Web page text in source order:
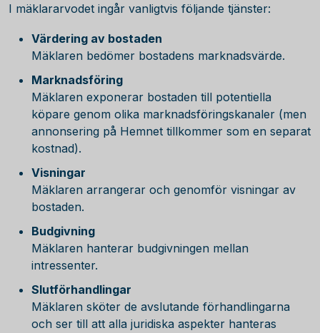
I mäklararvodet ingår vanligtvis följande tjänster:
Värdering av bostaden
Mäklaren bedömer bostadens marknadsvärde.
Marknadsföring
Mäklaren exponerar bostaden till potentiella
köpare genom olika marknadsföringskanaler (men
annonsering på Hemnet tillkommer som en separat
kostnad).
Visningar
Mäklaren arrangerar och genomför visningar av
bostaden.
Budgivning
Mäklaren hanterar budgivningen mellan
intressenter.
Slutförhandlingar
Mäklaren sköter de avslutande förhandlingarna
och ser till att alla juridiska aspekter hanteras